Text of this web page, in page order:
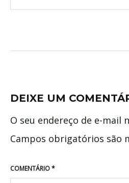
DEIXE UM
O seu endereço de e-mail
Campos obrigatórios são
COMENTÁRIO*